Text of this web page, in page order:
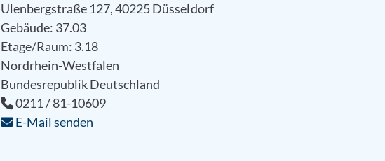
Ulenbergstraße 127, 40225 Düsseldorf
Gebäude: 37.03
Etage/Raum: 3.18
Nordrhein-Westfalen
Bundesrepublik Deutschland
0211 / 81-10609
E-Mail senden